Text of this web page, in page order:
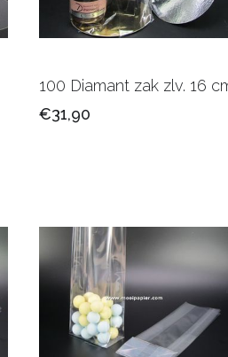
100 Diamant zak zlv. 16
€31,90